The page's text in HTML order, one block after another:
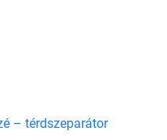
– térdszeparátor